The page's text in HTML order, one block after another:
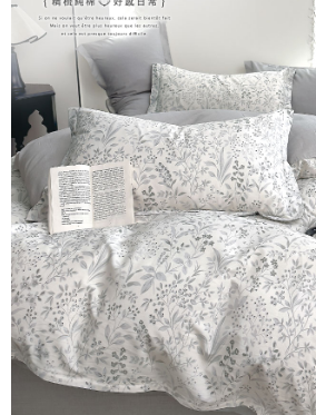
2.付款方式選擇「大哥付你分期」，訂單成立後
流程，驗證手機門號後，選擇欲分期的期數、繳
成交易。
3.實際核准額度、可分期數及費用金額請依後續
4.訂單成立30分鐘內，如未前往確認交易或遇審
消。如遇「轉專審核」未通過狀況，表示未達大
法說明評估內容。
【繳款方式說明】
1.分期款項不併入電信帳單，「大哥付你分期」
醒簡訊。
2.透過簡訊連結打開帳單後，可選擇「超商條碼
帳／街口支付／iPASS MONEY」等通路繳費。
【注意事項】
1.本服務係由「台灣大哥大股份有限公司」（以
用戶於交易時，得透過本服務購買商品或服務，
買賣價金債權讓與本公司後，依約使用本公司帳
2.基於同意付款使用「大哥付你分期」之契約關
資料（包含姓名、電話或地址）提供予台灣大哥
由本公司與您本人進行分期帳單所需資料之確認
3.完整用戶服務條款，請詳閱以下連結：https://
相關說明
【關於「AFTEE先享後付」】
AFTEE先享後付是「在收到商品之後才付款」
便利好安心！
１．簡單：不需註冊會員、不需綁卡、不需儲值。
２．便利：只要手機號碼，簡訊認證，即可結帳
３．安心：先確認商品／服務後，再付款。
【「AFTEE先享後付」結帳流程】
１．於結帳方式選擇「AFTEE先享後付」後，
結帳頁面，進行簡訊認證並確認金額後，即可完
２．訂單成立數日內，您將收到繳費通知簡訊。
３．收到繳費通知簡訊後14天內，點擊此簡訊中
ATM／網路銀行／等多元方式進行付款，方視為
※ 請注意：結帳手續完成當下不需立刻繳費，但
購買商品的店家。未經商家同意取消之訂單仍視
後付繳納相關費用。
※ 交易是否成功請以「AFTEE先享後付 」之結
是否繳費成功／繳費後需取消欲退款等相關疑問
https://
Hami Point
相關說明
「Hami Point」為中華電信所提供之點數服務，
會員帳號後，即可在購物車使用 Hami Point 折抵
ATM付款
運送方式
全家取貨付款
每筆NT$60，滿NT$699(含以上)免運費
付款後全家取貨
每筆NT$60，滿NT$699(含以上)免運費
7-11取貨付款
每筆NT$60，滿NT$999(含以上)免運費